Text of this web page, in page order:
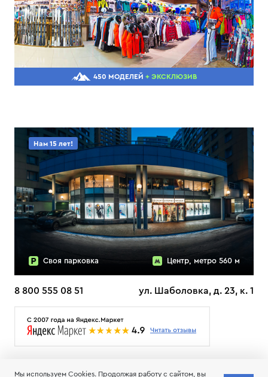
450 МОДЕЛЕЙ + ЭКСКЛЮЗИВ
Нам 15 лет!
Своя парковка Центр, метро 560 м
8 800 555 08 51 ул. Шаболовка, д. 23, к. 1
Мы используем Cookies. Продолжая работу с сайтом, вы